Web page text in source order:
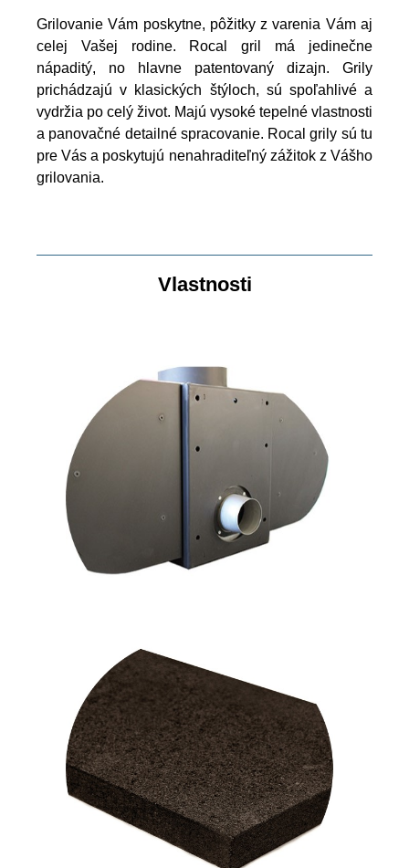
Grilovanie Vám poskytne, pôžitky z varenia Vám aj
celej Vašej rodine. Rocal gril má jedinečne
nápaditý, no hlavne patentovaný dizajn. Grily
prichádzajú v klasických štýloch, sú spoľahlivé a
vydržia po celý život. Majú vysoké tepelné vlastnosti
a panovačné detailné spracovanie. Rocal grily sú tu
pre Vás a poskytujú nenahraditeľný zážitok z Vášho
grilovania.
Vlastnosti